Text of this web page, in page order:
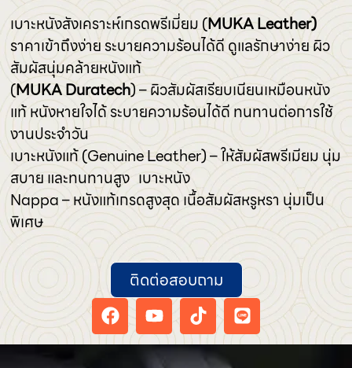
เบาะหนังสังเคราะห์เกรดพรีเมี่ยม (MUKA Leather)
ราคาเข้าถึงง่าย ระบายความร้อนได้ดี ดูแลรักษาง่าย ผิว
สัมผัสนุ่มคล้ายหนังแท้
(MUKA Duratech) – ผิวสัมผัสเรียบเนียนเหมือนหนัง
แท้ หนังหายใจได้ ระบายความร้อนได้ดี ทนทานต่อการใช้
งานประจำวัน
เบาะหนังแท้ (Genuine Leather) – ให้สัมผัสพรีเมียม นุ่ม
สบาย และทนทานสูง เบาะหนัง
Nappa – หนังแท้เกรดสูงสุด เนื้อสัมผัสหรูหรา นุ่มเป็น
พิเศษ
ติดต่อสอบถาม